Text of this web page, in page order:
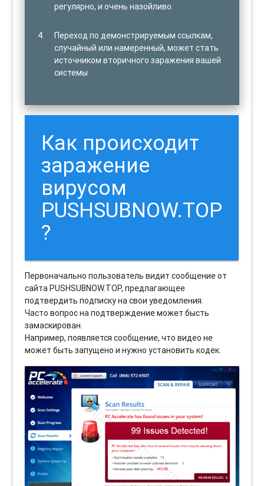
регулярно, и очень назойливо.
Переход по демонстрируемым ссылкам,
случайный или намеренный, может стать
источником вторичного заражения вашей
системы
Как происходит
заражение
вирусом
PUSHSUBNOW.TOP
?
Первоначально пользователь видит сообщение от
сайта PUSHSUBNOW.TOP, предлагающее
подтвердить подписку на свои уведомления.
Часто вопрос на подтверждение может бысть
замаскирован.
Например, появляется сообщение, что видео не
может быть запущено и нужно установить кодек.